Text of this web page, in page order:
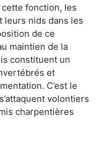
cette fonction, les
leurs nids dans les
de ce
maintien de la
constituent un
et
C’est le
volontiers
charpentières